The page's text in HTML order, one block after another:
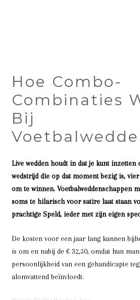
Hoe Combo-
Combinaties
Bij
Live wedden houdt in dat je kunt inzetten
wedstrijd die op dat moment bezig is,
om te winnen. Voetbalweddenschappen
soms te hilarisch voor satire laat staan
prachtige Speld, ieder met zijn eigen
De kosten voor een jaar lang kunnen
is om en nabij de € 32,50, omdat hun
persoonlijkheid van een gehandicapte
alomvattend beïnvloedt.